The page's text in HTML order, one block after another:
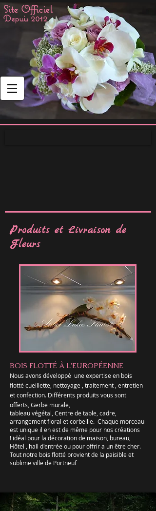
Site Officiel
Depuis 2012
Produits et Livraison de
Fleurs
BOIS FLOTTÉ À L'EUROPÉENNE
Nous avons développé une expertise en bois
flotté cueillette, nettoyage , traitement , entretien
et confection. Différents produits vous sont
offerts, Gerbe murale,
tableau végétal, Centre de table, cadre,
arrangement floral et corbeille. Chaque morceau
est unique il en est de même pour nos créations
! idéal pour la décoration de maison, bureau,
Hôtel , hall d'entrée ou pour offrir a un être cher.
Tout notre bois flotté provient de la paisible et
sublime ville de Portneuf